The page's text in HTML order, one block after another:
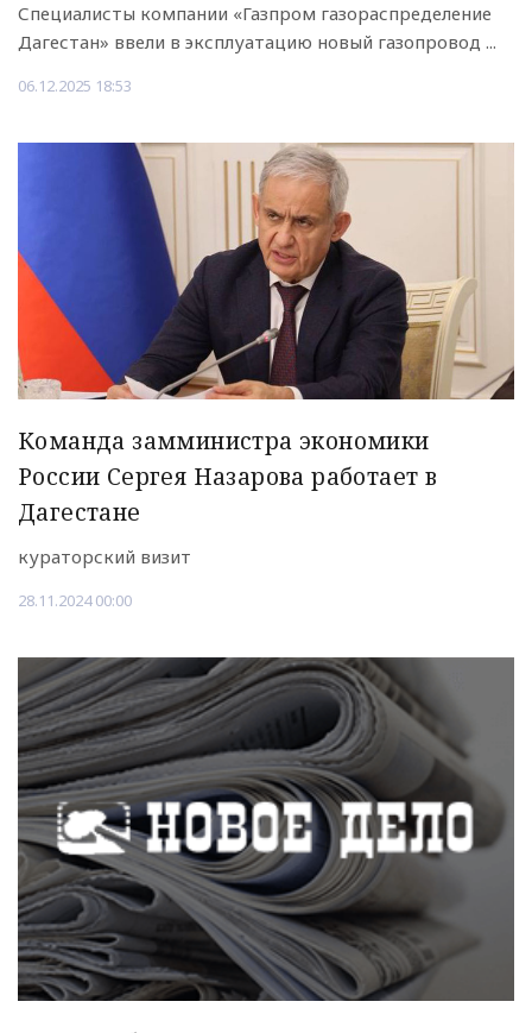
Специалисты компании «Газпром газораспределение
Дагестан» ввели в эксплуатацию новый газопровод ...
06.12.2025 18:53
Команда замминистра экономики
России Сергея Назарова работает в
Дагестане
кураторский визит
28.11.2024 00:00